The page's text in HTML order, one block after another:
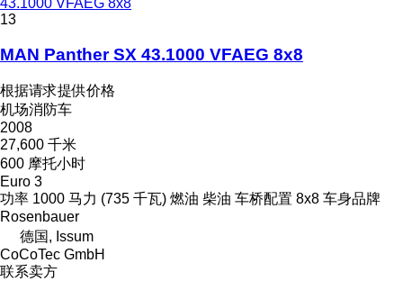
43.1000 VFAEG 8x8
13
MAN Panther SX 43.1000 VFAEG 8x8
根据请求提供价格
机场消防车
2008
27,600 千米
600 摩托小时
Euro 3
功率 1000 马力 (735 千瓦) 燃油 柴油 车桥配置 8x8 车身品牌
Rosenbauer
德国, Issum
CoCoTec GmbH
联系卖方